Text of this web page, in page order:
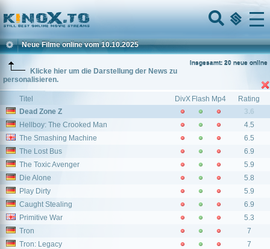
Home
Menu
Neue Filme online vom 10.10.2025
Insgesamt: 20 neue online
Klicke hier um die Darstellung der News zu
personalisieren.
Titel DivX Flash Mp4
Rating
Dead Zone Z
3.6
Hellboy: The Crooked Man
4.5
The Smashing Machine
6.5
The Lost Bus
6.9
The Toxic Avenger
5.9
Die Alone
5.8
Play Dirty
5.9
Caught Stealing
6.9
Primitive War
5.3
Tron
7
Tron: Legacy
7